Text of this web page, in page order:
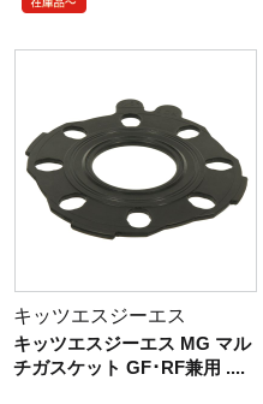
キッツエスジーエス
キッツエスジーエス MG マル
チガスケット GF･RF兼用 ....